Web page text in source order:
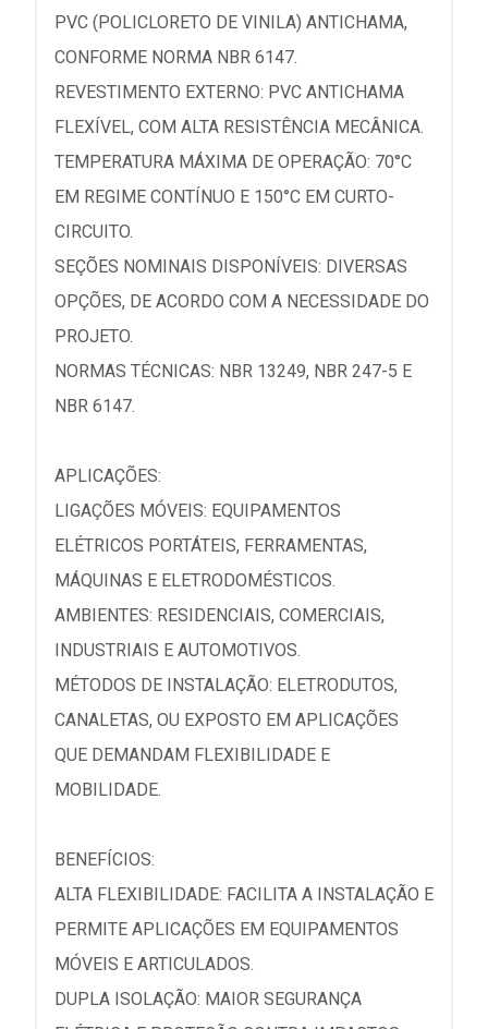
PVC (POLICLORETO DE VINILA) ANTICHAMA,
CONFORME NORMA NBR 6147.
REVESTIMENTO EXTERNO: PVC ANTICHAMA
FLEXÍVEL, COM ALTA RESISTÊNCIA MECÂNICA.
TEMPERATURA MÁXIMA DE OPERAÇÃO: 70°C
EM REGIME CONTÍNUO E 150°C EM CURTO-
CIRCUITO.
SEÇÕES NOMINAIS DISPONÍVEIS: DIVERSAS
OPÇÕES, DE ACORDO COM A NECESSIDADE DO
PROJETO.
NORMAS TÉCNICAS: NBR 13249, NBR 247-5 E
NBR 6147.
APLICAÇÕES:
LIGAÇÕES MÓVEIS: EQUIPAMENTOS
ELÉTRICOS PORTÁTEIS, FERRAMENTAS,
MÁQUINAS E ELETRODOMÉSTICOS.
AMBIENTES: RESIDENCIAIS, COMERCIAIS,
INDUSTRIAIS E AUTOMOTIVOS.
MÉTODOS DE INSTALAÇÃO: ELETRODUTOS,
CANALETAS, OU EXPOSTO EM APLICAÇÕES
QUE DEMANDAM FLEXIBILIDADE E
MOBILIDADE.
BENEFÍCIOS:
ALTA FLEXIBILIDADE: FACILITA A INSTALAÇÃO E
PERMITE APLICAÇÕES EM EQUIPAMENTOS
MÓVEIS E ARTICULADOS.
DUPLA ISOLAÇÃO: MAIOR SEGURANÇA